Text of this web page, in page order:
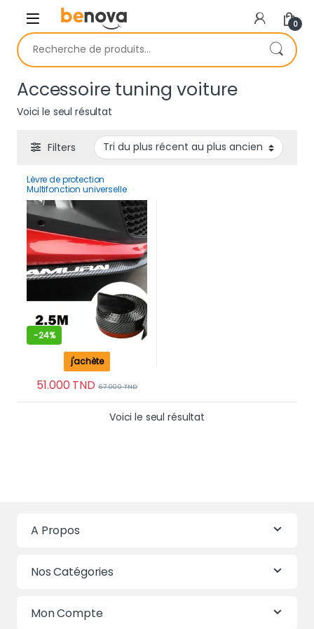
Skip to navigation
Skip to content
0
Recherche pour :
Accessoire tuning voiture
Voici le seul résultat
Filters
Lèvre de protection
Multifonction universelle
2.5M en fibre de carbone
Samurai pour voiture
-24%
51.000TND 67.000TND
j'achète
Voici le seul résultat
A Propos
Nos Catégories
Mon Compte